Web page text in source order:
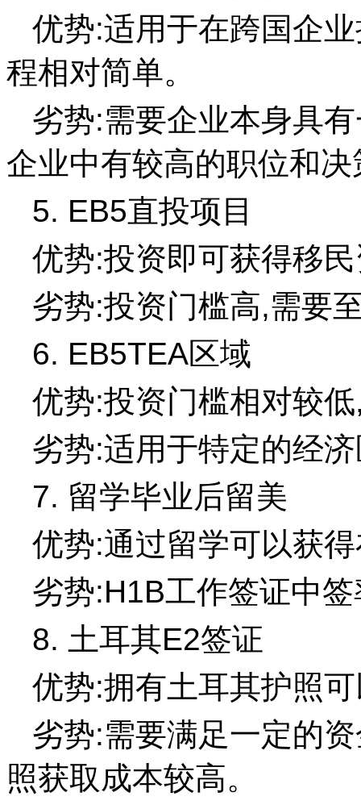
优势:适用于在跨国企
程相对简单。
劣势:需要企业本身具
企业中有较高的职位和决
5. EB5直投项目
优势:投资即可获得移
劣势:投资门槛高,需要
6. EB5TEA区域
优势:投资门槛相对较
劣势:适用于特定的经
7. 留学毕业后留美
优势:通过留学可以获
劣势:H1B工作签证中
8. 土耳其E2签证
优势:拥有土耳其护照
劣势:需要满足一定的
照获取成本较高。